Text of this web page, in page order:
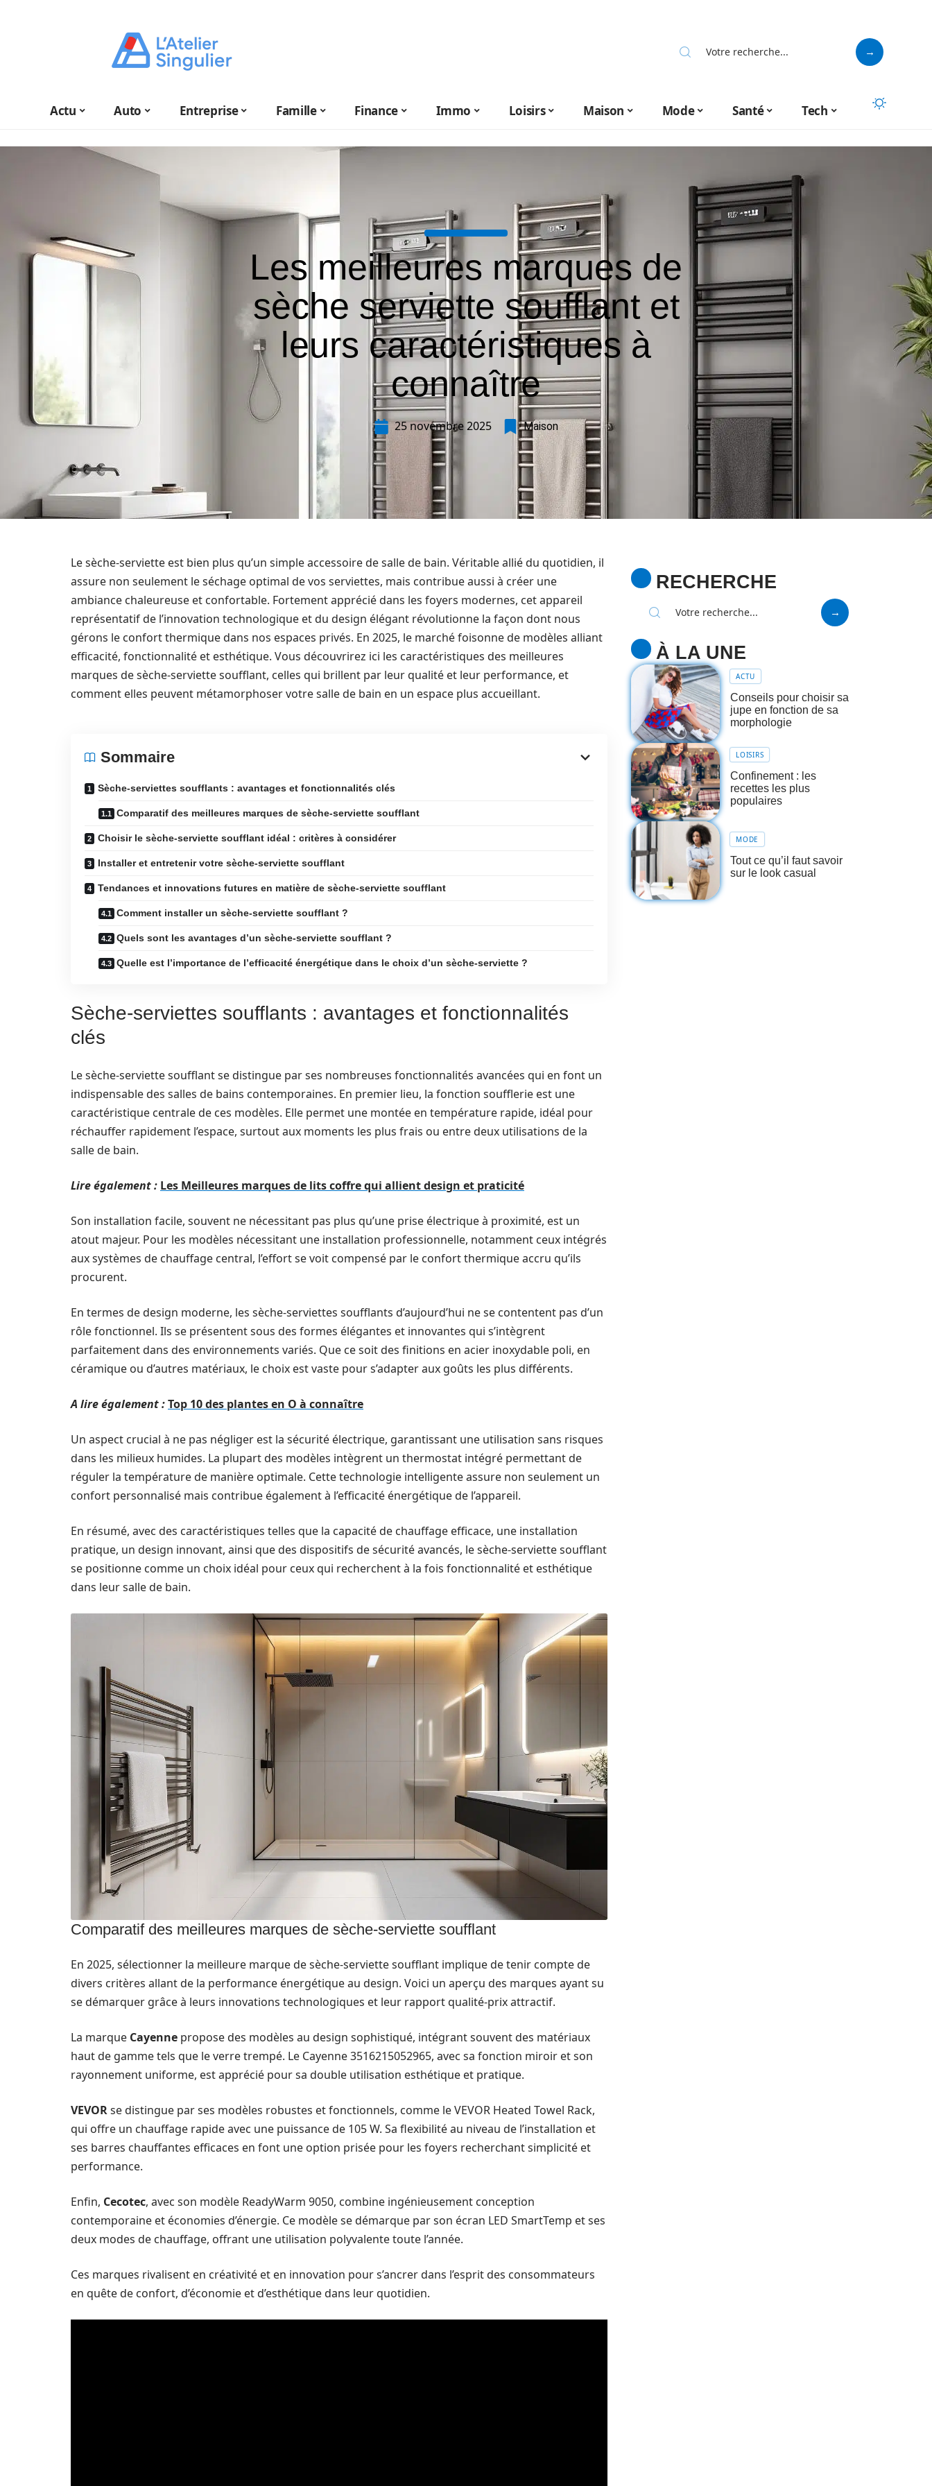
Actu Auto Entreprise Famille Finance Immo Loisirs Maison Mode Santé Tech
Les meilleures marques de
sèche serviette soufflant et
leurs caractéristiques à
connaître
25 novembre 2025 Maison
Le sèche-serviette est bien plus qu’un simple accessoire de salle de bain. Véritable allié du quotidien, il
assure non seulement le séchage optimal de vos serviettes, mais contribue aussi à créer une
ambiance chaleureuse et confortable. Fortement apprécié dans les foyers modernes, cet appareil
représentatif de l’innovation technologique et du design élégant révolutionne la façon dont nous
gérons le confort thermique dans nos espaces privés. En 2025, le marché foisonne de modèles alliant
efficacité, fonctionnalité et esthétique. Vous découvrirez ici les caractéristiques des meilleures
marques de sèche-serviette soufflant, celles qui brillent par leur qualité et leur performance, et
comment elles peuvent métamorphoser votre salle de bain en un espace plus accueillant.
Sommaire
Sèche-serviettes soufflants : avantages et fonctionnalités clés
Comparatif des meilleures marques de sèche-serviette soufflant
Choisir le sèche-serviette soufflant idéal : critères à considérer
Installer et entretenir votre sèche-serviette soufflant
Tendances et innovations futures en matière de sèche-serviette soufflant
Comment installer un sèche-serviette soufflant ?
Quels sont les avantages d’un sèche-serviette soufflant ?
Quelle est l’importance de l’efficacité énergétique dans le choix d’un sèche-serviette ?
Sèche-serviettes soufflants : avantages et fonctionnalités
clés
Le sèche-serviette soufflant se distingue par ses nombreuses fonctionnalités avancées qui en font un
indispensable des salles de bains contemporaines. En premier lieu, la fonction soufflerie est une
caractéristique centrale de ces modèles. Elle permet une montée en température rapide, idéal pour
réchauffer rapidement l’espace, surtout aux moments les plus frais ou entre deux utilisations de la
salle de bain.
Lire également : Les Meilleures marques de lits coffre qui allient design et praticité
Son installation facile, souvent ne nécessitant pas plus qu’une prise électrique à proximité, est un
atout majeur. Pour les modèles nécessitant une installation professionnelle, notamment ceux intégrés
aux systèmes de chauffage central, l’effort se voit compensé par le confort thermique accru qu’ils
procurent.
En termes de design moderne, les sèche-serviettes soufflants d’aujourd’hui ne se contentent pas d’un
rôle fonctionnel. Ils se présentent sous des formes élégantes et innovantes qui s’intègrent
parfaitement dans des environnements variés. Que ce soit des finitions en acier inoxydable poli, en
céramique ou d’autres matériaux, le choix est vaste pour s’adapter aux goûts les plus différents.
A lire également :Top 10 des plantes en O à connaître
Un aspect crucial à ne pas négliger est la sécurité électrique, garantissant une utilisation sans risques
dans les milieux humides. La plupart des modèles intègrent un thermostat intégré permettant de
réguler la température de manière optimale. Cette technologie intelligente assure non seulement un
confort personnalisé mais contribue également à l’efficacité énergétique de l’appareil.
En résumé, avec des caractéristiques telles que la capacité de chauffage efficace, une installation
pratique, un design innovant, ainsi que des dispositifs de sécurité avancés, le sèche-serviette soufflant
se positionne comme un choix idéal pour ceux qui recherchent à la fois fonctionnalité et esthétique
dans leur salle de bain.
Comparatif des meilleures marques de sèche-serviette soufflant
En 2025, sélectionner la meilleure marque de sèche-serviette soufflant implique de tenir compte de
divers critères allant de la performance énergétique au design. Voici un aperçu des marques ayant su
se démarquer grâce à leurs innovations technologiques et leur rapport qualité-prix attractif.
La marque Cayenne propose des modèles au design sophistiqué, intégrant souvent des matériaux
haut de gamme tels que le verre trempé. Le Cayenne 3516215052965, avec sa fonction miroir et son
rayonnement uniforme, est apprécié pour sa double utilisation esthétique et pratique.
VEVORse distingue par ses modèles robustes et fonctionnels, comme le VEVOR Heated Towel Rack,
qui offre un chauffage rapide avec une puissance de 105 W. Sa flexibilité au niveau de l’installation et
ses barres chauffantes efficaces en font une option prisée pour les foyers recherchant simplicité et
performance.
Enfin, Cecotec, avec son modèle ReadyWarm 9050, combine ingénieusement conception
contemporaine et économies d’énergie. Ce modèle se démarque par son écran LED SmartTemp et ses
deux modes de chauffage, offrant une utilisation polyvalente toute l’année.
Ces marques rivalisent en créativité et en innovation pour s’ancrer dans l’esprit des consommateurs
en quête de confort, d’économie et d’esthétique dans leur quotidien.
RECHERCHE
À LA UNE
ACTU
Conseils pour choisir sa
jupe en fonction de sa
morphologie
LOISIRS
Confinement : les
recettes les plus
populaires
MODE
Tout ce qu’il faut savoir
sur le look casual